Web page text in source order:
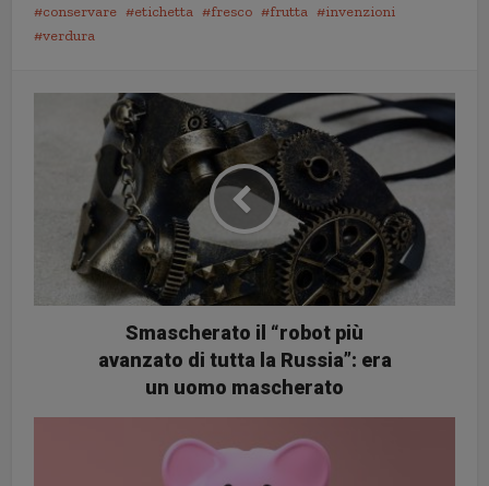
conservare etichetta fresco frutta
invenzioni
verdura
Smascherato il “robot più
avanzato di tutta la Russia”: era
un uomo mascherato